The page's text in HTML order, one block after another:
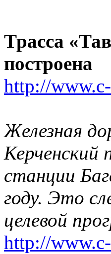
Трасса
построена
http://
Железная
Керченский
станции
году. Это
целевой
http://